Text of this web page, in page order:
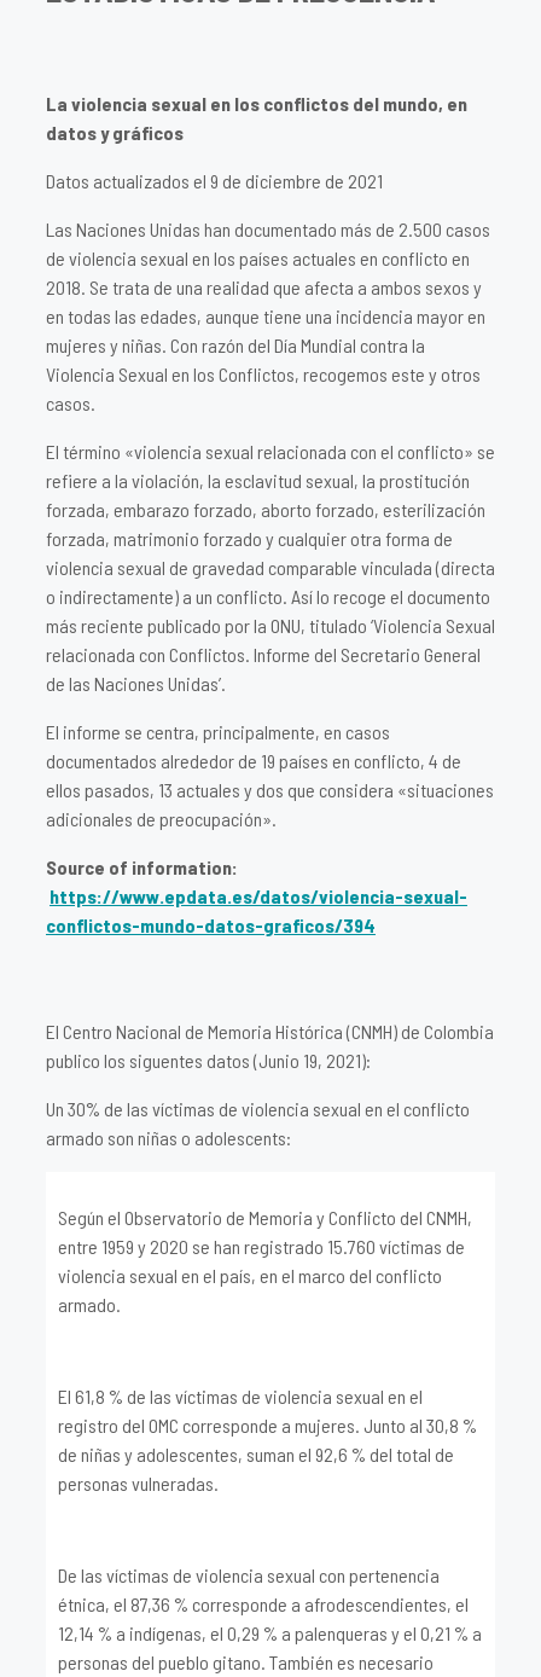
La violencia sexual en los conflictos del mundo, en
datos y gráficos
Datos actualizados el 9 de diciembre de 2021
Las Naciones Unidas han documentado más de 2.500 casos
de violencia sexual en los países actuales en conflicto en
2018. Se trata de una realidad que afecta a ambos sexos y
en todas las edades, aunque tiene una incidencia mayor en
mujeres y niñas. Con razón del Día Mundial contra la
Violencia Sexual en los Conflictos, recogemos este y otros
casos.
El término «violencia sexual relacionada con el conflicto» se
refiere a la violación, la esclavitud sexual, la prostitución
forzada, embarazo forzado, aborto forzado, esterilización
forzada, matrimonio forzado y cualquier otra forma de
violencia sexual de gravedad comparable vinculada (directa
o indirectamente) a un conflicto. Así lo recoge el documento
más reciente publicado por la ONU, titulado ‘Violencia Sexual
relacionada con Conflictos. Informe del Secretario General
de las Naciones Unidas’.
El informe se centra, principalmente, en casos
documentados alrededor de 19 países en conflicto, 4 de
ellos pasados, 13 actuales y dos que considera «situaciones
adicionales de preocupación».
Source of information:
https://www.epdata.es/datos/violencia-sexual-
conflictos-mundo-datos-graficos/394
El Centro Nacional de Memoria Histórica (CNMH) de Colombia
publico los siguentes datos (Junio 19, 2021):
Un 30% de las víctimas de violencia sexual en el conflicto
armado son niñas o adolescents:
Según el Observatorio de Memoria y Conflicto del CNMH,
entre 1959 y 2020 se han registrado 15.760 víctimas de
violencia sexual en el país, en el marco del conflicto
armado.
El 61,8 % de las víctimas de violencia sexual en el
registro del OMC corresponde a mujeres. Junto al 30,8 %
de niñas y adolescentes, suman el 92,6 % del total de
personas vulneradas.
De las víctimas de violencia sexual con pertenencia
étnica, el 87,36 % corresponde a afrodescendientes, el
12,14 % a indígenas, el 0,29 % a palenqueras y el 0,21 % a
personas del pueblo gitano. También es necesario